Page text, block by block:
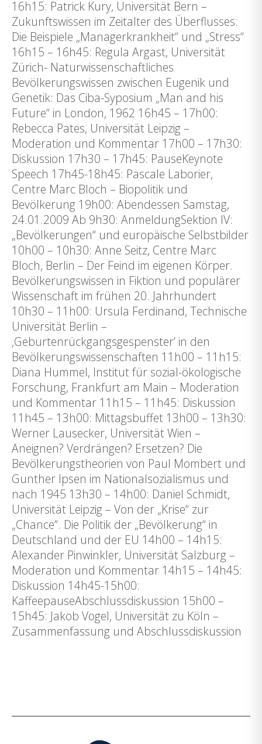
16h15: Patrick Kury, Universität Bern –
Zukunftswissen im Zeitalter des Überflusses:
Die Beispiele „Managerkrankheit“ und „Stress“
16h15 – 16h45: Regula Argast, Universität
Zürich- Naturwissenschaftliches
Bevölkerungswissen zwischen Eugenik und
Genetik: Das Ciba-Syposium „Man and his
Future“ in London, 1962 16h45 – 17h00:
Rebecca Pates, Universität Leipzig –
Moderation und Kommentar 17h00 – 17h30:
Diskussion 17h30 – 17h45: PauseKeynote
Speech 17h45-18h45: Pascale Laborier,
Centre Marc Bloch – Biopolitik und
Bevölkerung 19h00: Abendessen Samstag,
24.01.2009 Ab 9h30: AnmeldungSektion IV:
„Bevölkerungen“ und europäische Selbstbilder
10h00 – 10h30: Anne Seitz, Centre Marc
Bloch, Berlin – Der Feind im eigenen Körper.
Bevölkerungswissen in Fiktion und populärer
Wissenschaft im frühen 20. Jahrhundert
10h30 – 11h00: Ursula Ferdinand, Technische
Universität Berlin –
‚Geburtenrückgangsgespenster’ in den
Bevölkerungswissenschaften 11h00 – 11h15:
Diana Hummel, Institut für sozial-ökologische
Forschung, Frankfurt am Main – Moderation
und Kommentar 11h15 – 11h45: Diskussion
11h45 – 13h00: Mittagsbuffet 13h00 – 13h30:
Werner Lausecker, Universität Wien –
Aneignen? Verdrängen? Ersetzen? Die
Bevölkerungstheorien von Paul Mombert und
Gunther Ipsen im Nationalsozialismus und
nach 1945 13h30 – 14h00: Daniel Schmidt,
Universität Leipzig – Von der „Krise“ zur
„Chance“. Die Politik der „Bevölkerung“ in
Deutschland und der EU 14h00 – 14h15:
Alexander Pinwinkler, Universität Salzburg –
Moderation und Kommentar 14h15 – 14h45:
Diskussion 14h45-15h00:
KaffeepauseAbschlussdiskussion 15h00 –
15h45: Jakob Vogel, Universität zu Köln –
Zusammenfassung und Abschlussdiskussion